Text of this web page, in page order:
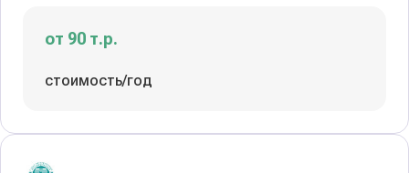
от 90 т.р.
стоимость/год